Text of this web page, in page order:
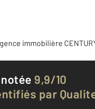
notée 9,9/10
par